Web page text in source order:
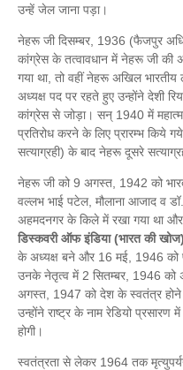
उन्हें जेल जाना पड़ा।
नेहरू जी दिसम्बर, 1936 (फैजपुर
कांग्रेस के तत्वावधान में नेहरू जी की
गया था, तो वहीं नेहरू अखिल
अध्यक्ष पद पर रहते हुए उन्होंने देशी
कांग्रेस से जोड़ा। सन् 1940 में महात्मा
प्रतिरोध करने के लिए प्रारम्भ किये
सत्याग्रही) के बाद नेहरू दूसरे
नेहरू जी को 9 अगस्त, 1942 को
वल्लभ भाई पटेल, मौलाना आजाद व
अहमदनगर के किले में रखा गया था और
डिस्कवरी ऑफ इंडिया (भारत की खोज)
के अध्यक्ष बने और 16 मई, 1946 को
उनके नेतृत्व में 2 सितम्बर, 1946 को
अगस्त, 1947 को देश के स्वतंत्र होने
उन्होंने राष्ट्र के नाम रेडियो प्रसारण
होगी।
स्वतंत्रता से लेकर 1964 तक